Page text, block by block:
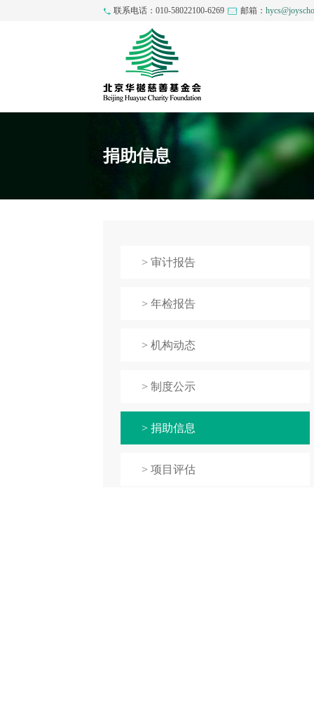
联系电话：010-58022100-6269 邮箱：
捐助信息
> 审计报告
> 年检报告
> 机构动态
> 制度公示
> 捐助信息
> 项目评估